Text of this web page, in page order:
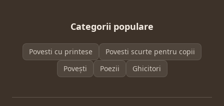
Categorii populare
Povesti cu printese
Povesti scurte pentru copii
Povești
Poezii Ghicitori